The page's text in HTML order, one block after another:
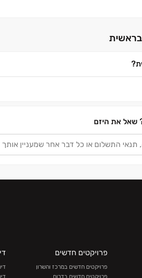
שאל את היזם
פרויקטים חדשים
פרויקטים חדשים במרכז והשרון
פרויקטים חדשים בדרום